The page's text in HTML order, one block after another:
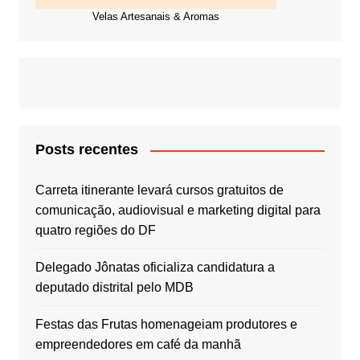
Velas Artesanais & Aromas
Posts recentes
Carreta itinerante levará cursos gratuitos de
comunicação, audiovisual e marketing digital para
quatro regiões do DF
Delegado Jônatas oficializa candidatura a
deputado distrital pelo MDB
Festas das Frutas homenageiam produtores e
empreendedores em café da manhã